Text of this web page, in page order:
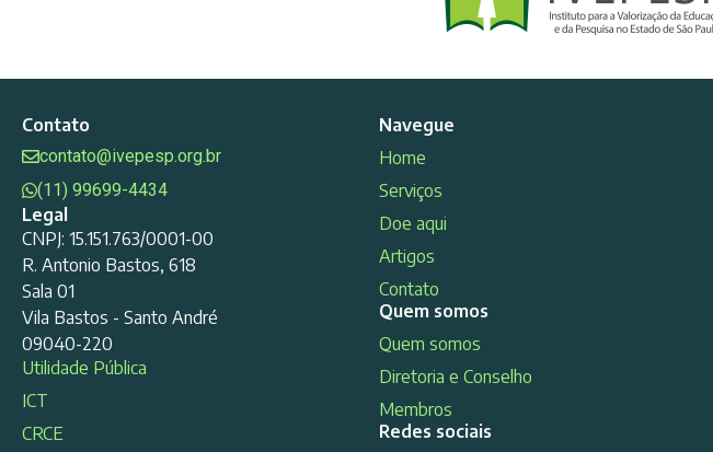
Contato
contato@ivepesp.org.br
(11) 99699-4434
Legal
CNPJ: 15.151.763/0001-00
R. Antonio Bastos, 618
Sala 01
Vila Bastos - Santo André
09040-220
Utilidade Pública
ICT
CRCE
Navegue
Home
Serviços
Doe aqui
Artigos
Contato
Quem somos
Quem somos
Diretoria e Conselho
Membros
Redes sociais